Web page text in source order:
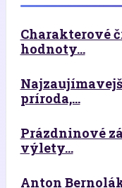
Charakterové
hodnoty...
príroda,...
Prázdninové
výlety...
Anton